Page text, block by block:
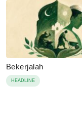
Bekerjalah
HEADLINE